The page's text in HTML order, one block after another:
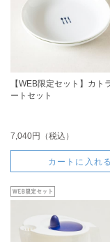
【WEB限定セット】カト
ートセット
7,040円（税込）
カートに入れる